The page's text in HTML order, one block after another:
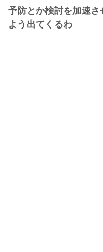
予防とか検討を加速
よう出てくるわ